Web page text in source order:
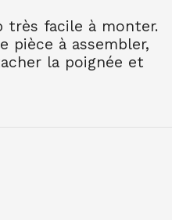
facile à monter.
pièce à assembler,
la poignée et